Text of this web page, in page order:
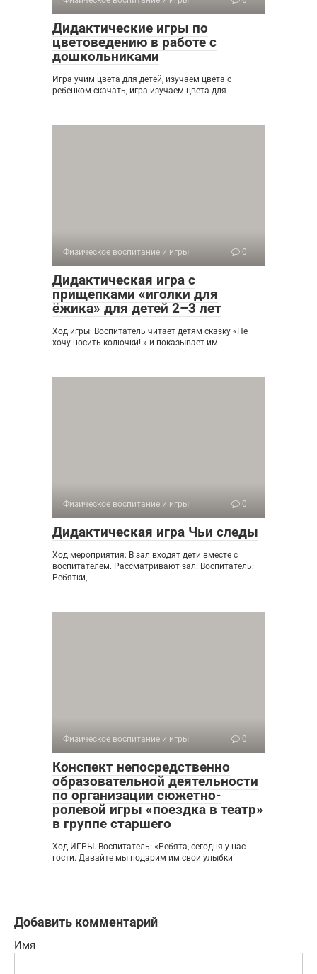
Дидактические игры по
цветоведению в работе с
дошкольниками
Игра учим цвета для детей, изучаем цвета с
ребенком скачать, игра изучаем цвета для
Физическое воспитание и игры 0
Дидактическая игра с
прищепками «иголки для
ёжика» для детей 2–3 лет
Ход игры: Воспитатель читает детям сказку «Не
хочу носить колючки! » и показывает им
Физическое воспитание и игры 0
Дидактическая игра Чьи следы
Ход мероприятия: В зал входят дети вместе с
воспитателем. Рассматривают зал. Воспитатель: —
Ребятки,
Физическое воспитание и игры 0
Конспект непосредственно
образовательной деятельности
по организации сюжетно-
ролевой игры «поездка в театр»
в группе старшего
Ход ИГРЫ. Воспитатель: «Ребята, сегодня у нас
гости. Давайте мы подарим им свои улыбки
Добавить комментарий
Имя